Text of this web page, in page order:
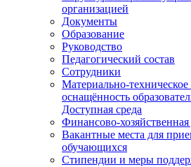
организацией
Документы
Образование
Руководство
Педагогический состав
Сотрудники
Материально-техническое
оснащённость
Доступная среда
Финансово-хозяйственная
Вакантные места для
обучающихся
Стипендии и меры